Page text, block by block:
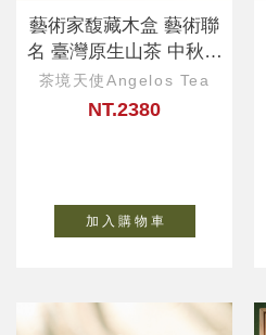
藝術家馥藏木盒 藝術聯
名 臺灣原生山茶 中秋公
益、企業ESG
茶境天使Angelos Tea
NT.2380
加 入 購 物 車